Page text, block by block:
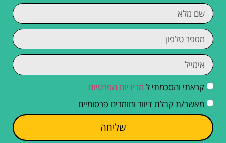
קראתי והסכמתי ל מדיניות הפרטיות
מאשר/ת קבלת דיוור וחומרים פרסומיים
שליחה